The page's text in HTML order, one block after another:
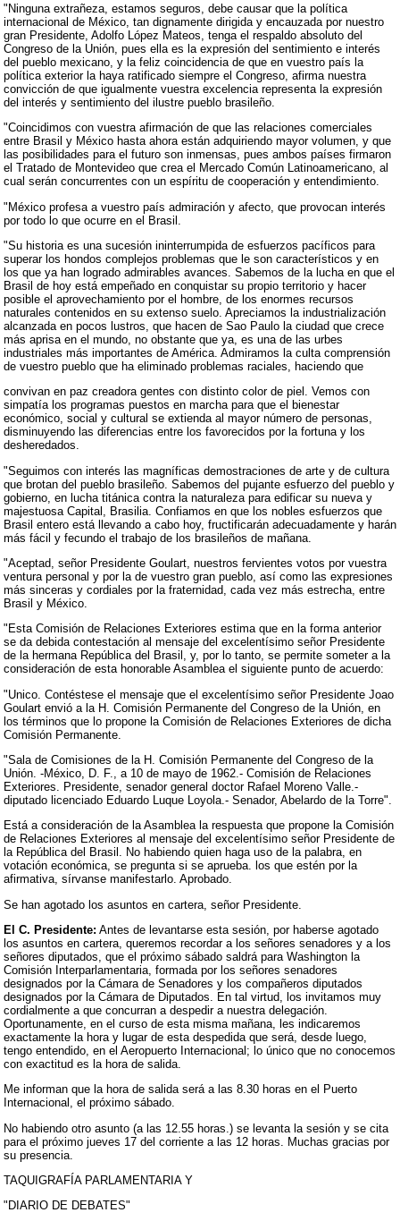
"Ninguna extrañeza, estamos seguros, debe causar que la política
internacional de México, tan dignamente dirigida y encauzada por nuestro
gran Presidente, Adolfo López Mateos, tenga el respaldo absoluto del
Congreso de la Unión, pues ella es la expresión del sentimiento e interés
del pueblo mexicano, y la feliz coincidencia de que en vuestro país la
política exterior la haya ratificado siempre el Congreso, afirma nuestra
convicción de que igualmente vuestra excelencia representa la expresión
del interés y sentimiento del ilustre pueblo brasileño.
"Coincidimos con vuestra afirmación de que las relaciones comerciales
entre Brasil y México hasta ahora están adquiriendo mayor volumen, y que
las posibilidades para el futuro son inmensas, pues ambos países firmaron
el Tratado de Montevideo que crea el Mercado Común Latinoamericano, al
cual serán concurrentes con un espíritu de cooperación y entendimiento.
"México profesa a vuestro país admiración y afecto, que provocan interés
por todo lo que ocurre en el Brasil.
"Su historia es una sucesión ininterrumpida de esfuerzos pacíficos para
superar los hondos complejos problemas que le son característicos y en
los que ya han logrado admirables avances. Sabemos de la lucha en que el
Brasil de hoy está empeñado en conquistar su propio territorio y hacer
posible el aprovechamiento por el hombre, de los enormes recursos
naturales contenidos en su extenso suelo. Apreciamos la industrialización
alcanzada en pocos lustros, que hacen de Sao Paulo la ciudad que crece
más aprisa en el mundo, no obstante que ya, es una de las urbes
industriales más importantes de América. Admiramos la culta comprensión
de vuestro pueblo que ha eliminado problemas raciales, haciendo que
convivan en paz creadora gentes con distinto color de piel. Vemos con
simpatía los programas puestos en marcha para que el bienestar
económico, social y cultural se extienda al mayor número de personas,
disminuyendo las diferencias entre los favorecidos por la fortuna y los
desheredados.
"Seguimos con interés las magníficas demostraciones de arte y de cultura
que brotan del pueblo brasileño. Sabemos del pujante esfuerzo del pueblo y
gobierno, en lucha titánica contra la naturaleza para edificar su nueva y
majestuosa Capital, Brasilia. Confiamos en que los nobles esfuerzos que
Brasil entero está llevando a cabo hoy, fructificarán adecuadamente y harán
más fácil y fecundo el trabajo de los brasileños de mañana.
"Aceptad, señor Presidente Goulart, nuestros fervientes votos por vuestra
ventura personal y por la de vuestro gran pueblo, así como las expresiones
más sinceras y cordiales por la fraternidad, cada vez más estrecha, entre
Brasil y México.
"Esta Comisión de Relaciones Exteriores estima que en la forma anterior
se da debida contestación al mensaje del excelentísimo señor Presidente
de la hermana República del Brasil, y, por lo tanto, se permite someter a la
consideración de esta honorable Asamblea el siguiente punto de acuerdo:
"Unico. Contéstese el mensaje que el excelentísimo señor Presidente Joao
Goulart envió a la H. Comisión Permanente del Congreso de la Unión, en
los términos que lo propone la Comisión de Relaciones Exteriores de dicha
Comisión Permanente.
"Sala de Comisiones de la H. Comisión Permanente del Congreso de la
Unión. -México, D. F., a 10 de mayo de 1962.- Comisión de Relaciones
Exteriores. Presidente, senador general doctor Rafael Moreno Valle.-
diputado licenciado Eduardo Luque Loyola.- Senador, Abelardo de la Torre".
Está a consideración de la Asamblea la respuesta que propone la Comisión
de Relaciones Exteriores al mensaje del excelentísimo señor Presidente de
la República del Brasil. No habiendo quien haga uso de la palabra, en
votación económica, se pregunta si se aprueba. los que estén por la
afirmativa, sírvanse manifestarlo. Aprobado.
Se han agotado los asuntos en cartera, señor Presidente.
El C. Presidente: Antes de levantarse esta sesión, por haberse agotado
los asuntos en cartera, queremos recordar a los señores senadores y a los
señores diputados, que el próximo sábado saldrá para Washington la
Comisión Interparlamentaria, formada por los señores senadores
designados por la Cámara de Senadores y los compañeros diputados
designados por la Cámara de Diputados. En tal virtud, los invitamos muy
cordialmente a que concurran a despedir a nuestra delegación.
Oportunamente, en el curso de esta misma mañana, les indicaremos
exactamente la hora y lugar de esta despedida que será, desde luego,
tengo entendido, en el Aeropuerto Internacional; lo único que no conocemos
con exactitud es la hora de salida.
Me informan que la hora de salida será a las 8.30 horas en el Puerto
Internacional, el próximo sábado.
No habiendo otro asunto (a las 12.55 horas.) se levanta la sesión y se cita
para el próximo jueves 17 del corriente a las 12 horas. Muchas gracias por
su presencia.
TAQUIGRAFÍA PARLAMENTARIA Y
"DIARIO DE DEBATES"